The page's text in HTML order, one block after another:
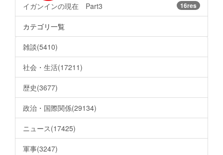
イガンインの現在 Part3 16res
カテゴリ一覧
雑談(5410)
社会・生活(17211)
歴史(3677)
政治・国際関係(29134)
ニュース(17425)
軍事(3247)